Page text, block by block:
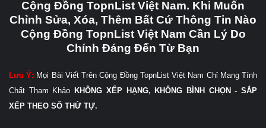
Cộng Đồng TopnList Việt Nam. Khi Muốn
Chỉnh Sửa, Xóa, Thêm Bất Cứ Thông Tin Nào
Cộng Đồng TopnList Việt Nam Cần Lý Do
Chính Đáng Đến Từ Bạn
Lưu Ý: Mọi Bài Viết Trên Cộng Đồng TopnList Việt Nam Chỉ Mang Tính
Chất Tham Khảo KHÔNG XẾP HẠNG, KHÔNG BÌNH CHỌN - SẮP
XẾP THEO SỐ THỨ TỰ.